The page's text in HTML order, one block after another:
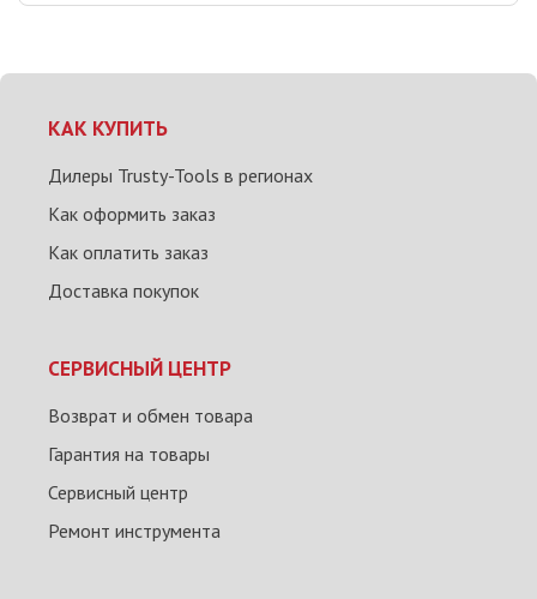
КАК КУПИТЬ
Дилеры Trusty-Tools в регионах
Как оформить заказ
Как оплатить заказ
Доставка покупок
СЕРВИСНЫЙ ЦЕНТР
Возврат и обмен товара
Гарантия на товары
Сервисный центр
Ремонт инструмента